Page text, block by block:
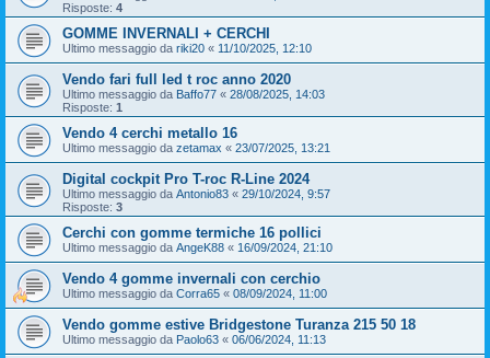
Risposte: 4
GOMME INVERNALI + CERCHI
Ultimo messaggio da riki20 « 11/10/2025, 12:10
Vendo fari full led t roc anno 2020
Ultimo messaggio da Baffo77 « 28/08/2025, 14:03
Risposte: 1
Vendo 4 cerchi metallo 16
Ultimo messaggio da zetamax « 23/07/2025, 13:21
Digital cockpit Pro T-roc R-Line 2024
Ultimo messaggio da Antonio83 « 29/10/2024, 9:57
Risposte: 3
Cerchi con gomme termiche 16 pollici
Ultimo messaggio da AngeK88 « 16/09/2024, 21:10
Vendo 4 gomme invernali con cerchio
Ultimo messaggio da Corra65 « 08/09/2024, 11:00
Vendo gomme estive Bridgestone Turanza 215 50 18
Ultimo messaggio da Paolo63 « 06/06/2024, 11:13